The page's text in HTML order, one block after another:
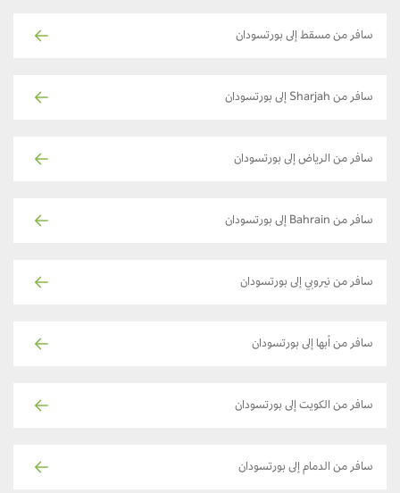
سافر من مسقط إلى بورتسودان
سافر من Sharjah إلى بورتسودان
سافر من الرياض إلى بورتسودان
سافر من Bahrain إلى بورتسودان
سافر من نيروبي إلى بورتسودان
سافر من أبها إلى بورتسودان
سافر من الكويت إلى بورتسودان
سافر من الدمام إلى بورتسودان